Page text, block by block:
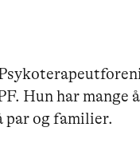
Hun har mange
par og familier.